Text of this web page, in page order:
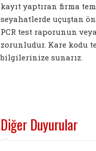
kayıt yaptıran firma
seyahatlerde uçuştan
PCR test raporunun
zorunludur. Kare kodu
bilgilerinize sunarız.
Diğer Duyurular